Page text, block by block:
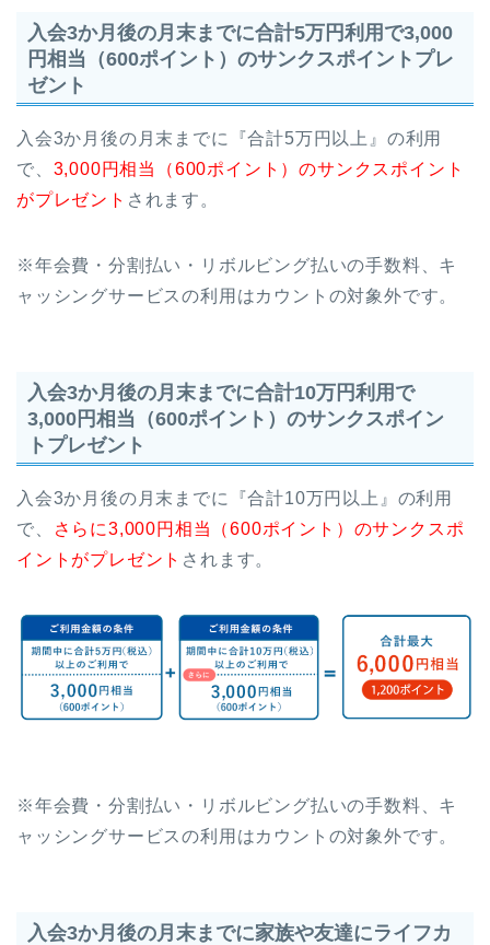
入会3か月後の月末までに合計5万円利用で3,000
円相当（600ポイント）のサンクスポイントプレ
ゼント
入会3か月後の月末までに『合計5万円以上』の利用
で、 3,000円相当（600ポイント）のサンクスポイント
がプレゼント されます。
※年会費・分割払い・リボルビング払いの手数料、キ
ャッシングサービスの利用はカウントの対象外です。
入会3か月後の月末までに合計10万円利用で
3,000円相当（600ポイント）のサンクスポイン
トプレゼント
入会3か月後の月末までに『合計10万円以上』の利用
で、
さらに3,000円相当（600ポイント）のサンクスポ
イントがプレゼント されます。
※年会費・分割払い・リボルビング払いの手数料、キ
ャッシングサービスの利用はカウントの対象外です。
入会3か月後の月末までに家族や友達にライフカ